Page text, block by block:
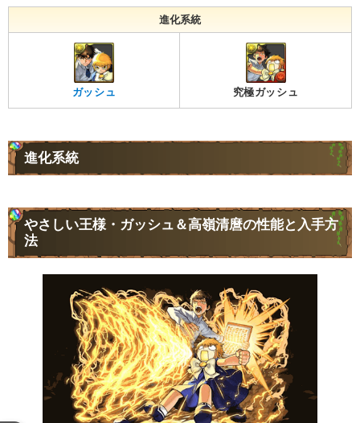
進化系統
ガッシュ 究極ガッシュ
進化系統
やさしい王様・ガッシュ＆高嶺清麿の性能と入手方
法